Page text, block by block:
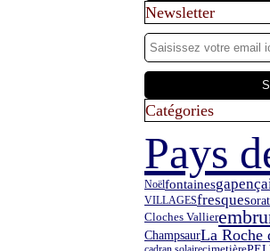
Newsletter
Catégories
Pays
Noëlfontaines
VILLAGESfresques
Cloches Vallier
ChampsaurLa Roche